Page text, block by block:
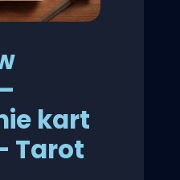
kart
Tarot